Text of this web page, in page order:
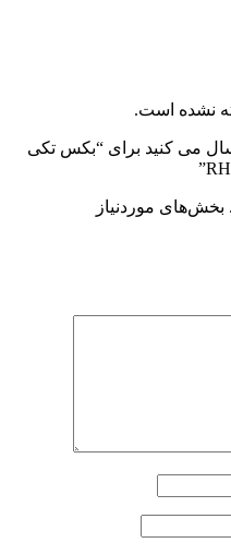
نشده است.
می کنید برای “بکس تکی
بخش‌های موردنیاز